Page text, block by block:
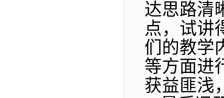
达思路清
点，试讲
们的教学
等方面进
获益匪浅